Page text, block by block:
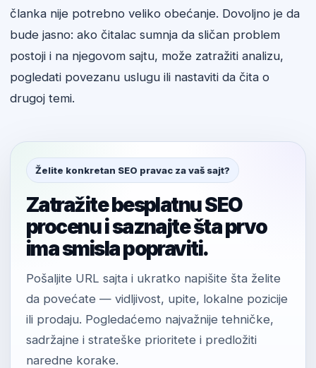
članka nije potrebno veliko obećanje. Dovoljno je da
bude jasno: ako čitalac sumnja da sličan problem
postoji i na njegovom sajtu, može zatražiti analizu,
pogledati povezanu uslugu ili nastaviti da čita o
drugoj temi.
Želite konkretan SEO pravac za vaš sajt?
Zatražite besplatnu SEO
procenu i saznajte šta prvo
ima smisla popraviti.
Pošaljite URL sajta i ukratko napišite šta želite
da povećate — vidljivost, upite, lokalne pozicije
ili prodaju. Pogledaćemo najvažnije tehničke,
sadržajne i strateške prioritete i predložiti
naredne korake.